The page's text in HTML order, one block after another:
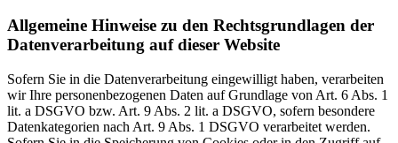
Allgemeine Hinweise zu den Rechtsgrundlagen der
Datenverarbeitung auf dieser Website
Sofern Sie in die Datenverarbeitung eingewilligt haben, verarbeiten
wir Ihre personenbezogenen Daten auf Grundlage von Art. 6 Abs. 1
lit. a DSGVO bzw. Art. 9 Abs. 2 lit. a DSGVO, sofern besondere
Datenkategorien nach Art. 9 Abs. 1 DSGVO verarbeitet werden.